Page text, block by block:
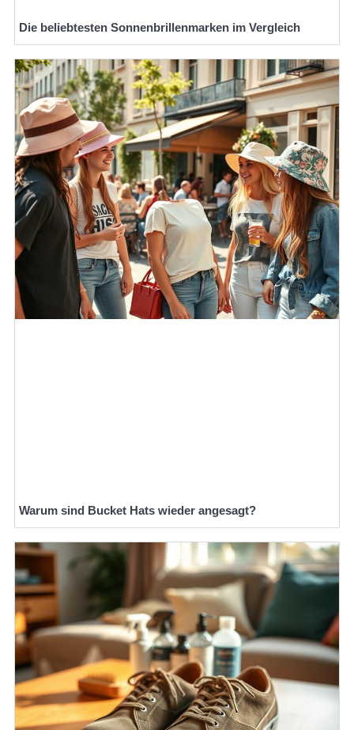
Die beliebtesten Sonnenbrillenmarken im Vergleich
Warum sind Bucket Hats wieder angesagt?